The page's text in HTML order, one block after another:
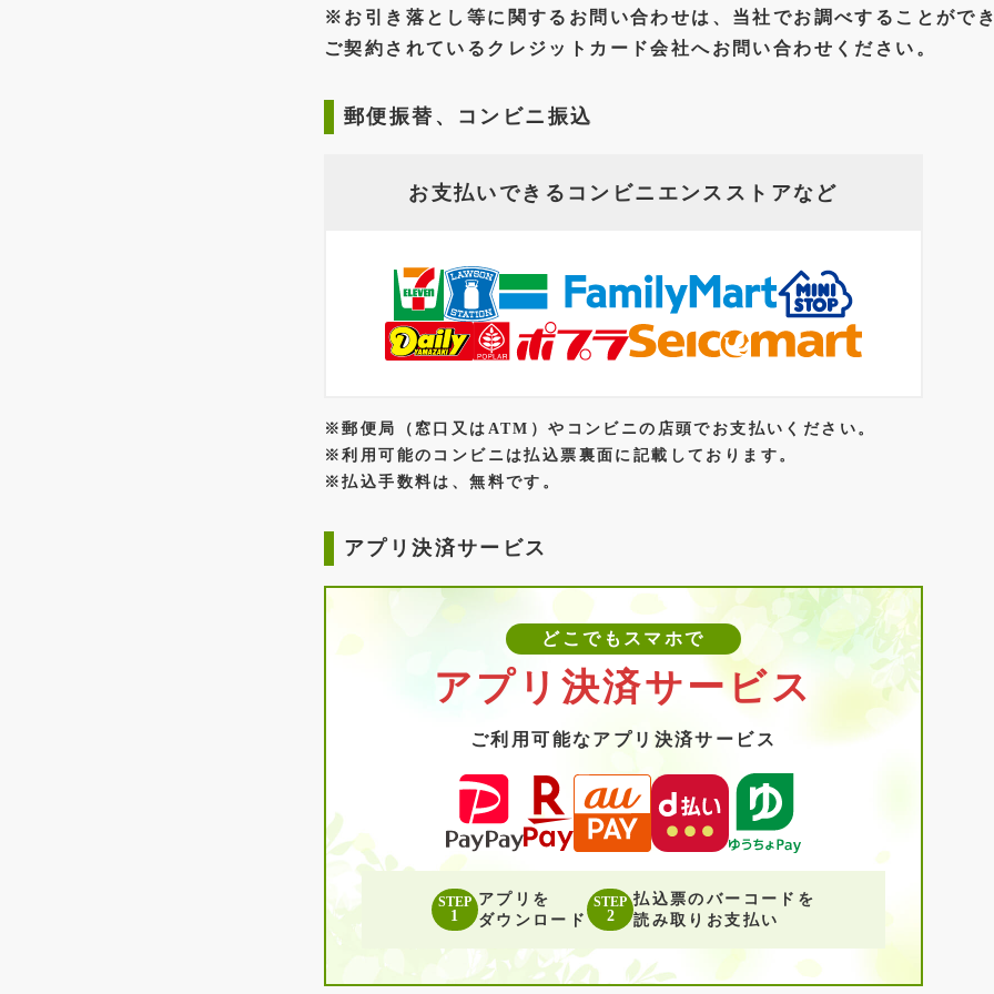
※お引き落とし等に関するお問い合わせは、当社でお調べすることができ
ご契約されているクレジットカード会社へお問い合わせください。
郵便振替、コンビニ振込
お支払いできる コンビニエンスストアなど
※郵便局（窓口又はATM）やコンビニの店頭でお支払いください。
※利用可能のコンビニは払込票裏面に記載しております。
※払込手数料は、無料です。
アプリ決済サービス
どこでもスマホで
アプリ決済サービス
ご利用可能なアプリ決済サービス
STEP
1
アプリを
ダウンロード
STEP
2
払込票のバーコードを
読み取りお支払い